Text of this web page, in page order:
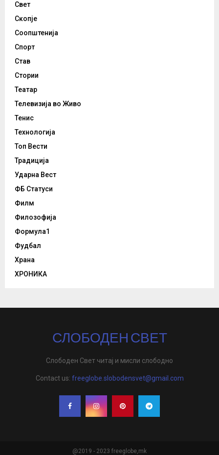
Свет
Скопје
Соопштенија
Спорт
Став
Стории
Театар
Телевизија во Живо
Тенис
Технологија
Топ Вести
Традиција
Ударна Вест
ФБ Статуси
Филм
Филозофија
Формула1
Фудбал
Храна
ХРОНИКА
СЛОБОДЕН СВЕТ
Слободен Свет читај и мисли слободно
Contact us: freeglobe.slobodensvet@gmail.com
@2019 - 2023 freeglobe,mk